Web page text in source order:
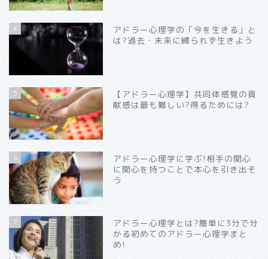
4
アドラー心理学の「今を生きる」と
は?過去・未来に縛られず生きよう
5
【アドラー心理学】共同体感覚の貢
献感は最も難しい?得るためには?
6
アドラー心理学に学ぶ!相手の関心
に関心を持つことで本心を引き出そ
う
7
アドラー心理学とは?簡単に3分で分
かる初めてのアドラー心理学まと
め!